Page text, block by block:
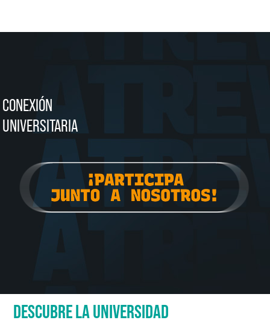
CONEXIÓN
UNIVERSITARIA
DESCUBRE LA UNIVERSIDAD